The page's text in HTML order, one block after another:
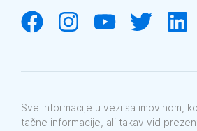
Sve informacije u vezi sa imovinom,
tačne informacije, ali takav vid